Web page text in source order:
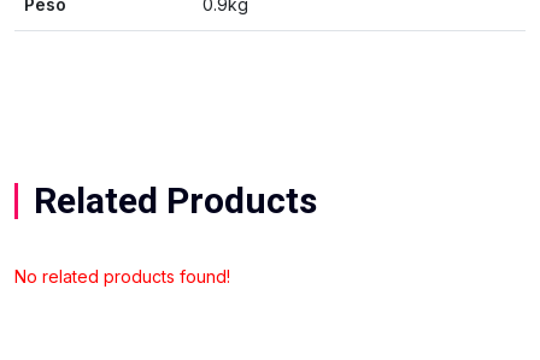
Peso 0.9kg
Related Products
No related products found!